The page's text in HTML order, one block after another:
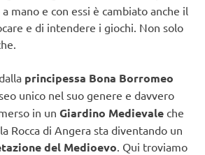
mano e con essi è cambiato anche il
e di intendere i giochi. Non solo
principessa Bona Borromeo
unico nel suo genere e davvero
in un Giardino Medievale che
Rocca di Angera sta diventando un
del Medioevo . Qui troviamo